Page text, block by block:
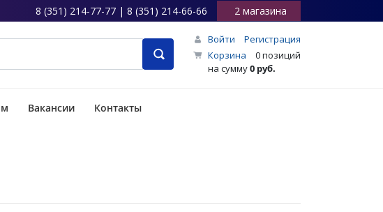
8 (351) 214-77-77 | 8 (351) 214-66-66 2 магазина
Войти
Регистрация
Корзина
0 позиций
на сумму0 руб.
Вакансии Контакты